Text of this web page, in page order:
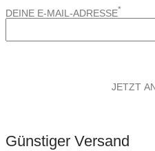
DEINE E-MAIL-ADRESSE*
Günstiger Versand